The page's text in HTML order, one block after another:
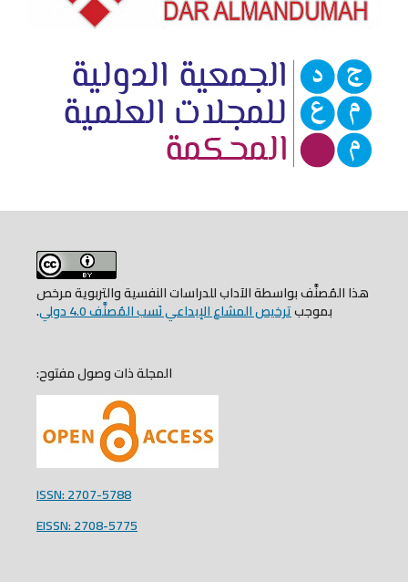
هذا المُصنَّف بواسطة الآداب للدراسات النفسية والتربوية مرخص
بموجبترخيص المشاع الإبداعي نَسب المُصنَّف 4.0 دولي .
المجلة ذات وصول مفتوح:
ISSN: 2707-5788
EISSN: 2708-5775